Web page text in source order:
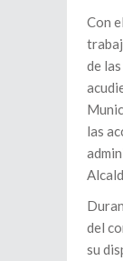
Con
de
las
del
su